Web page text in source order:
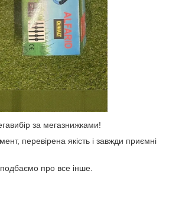
за мегазнижками!
перевірена якість і завжди приємні
про все інше.